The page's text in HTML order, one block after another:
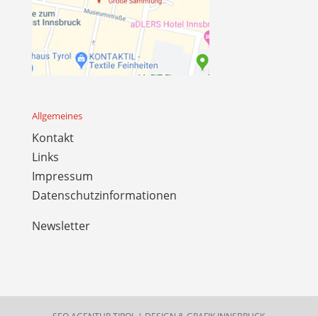
Allgemeines
Kontakt
Links
Impressum
Datenschutzinformationen
Newsletter